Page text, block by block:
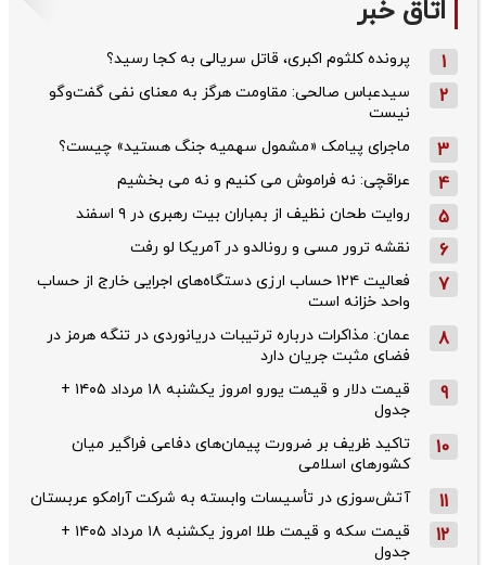
اتاق خبر
1 پرونده کلثوم اکبری، قاتل سریالی به کجا رسید؟
2
سیدعباس صالحی: مقاومت هرگز به معنای نفی گفت‌وگو
نیست
3 ماجرای پیامک «مشمول سهمیه جنگ هستید» چیست؟
4 عراقچی: نه فراموش می کنیم و نه می بخشیم
5 روایت طحان‌ نظیف از بمباران بیت رهبری در ۹ اسفند
6 نقشه ترور مسی و رونالدو در آمریکا لو رفت
7
فعالیت ۱۲۴ حساب ارزی دستگاه‌های اجرایی خارج از حساب
واحد خزانه است
8
عمان: مذاکرات درباره ترتیبات دریانوردی در تنگه هرمز در
فضای مثبت جریان دارد
9
قیمت دلار و قیمت یورو امروز یکشنبه ۱۸ مرداد ۱۴۰۵ +
جدول
10
تاکید ظریف بر ضرورت پیمان‌های دفاعی فراگیر میان
کشورهای اسلامی
11 آتش‌سوزی در تأسیسات وابسته به شرکت آرامکو عربستان
12
قیمت سکه و قیمت طلا امروز یکشنبه ۱۸ مرداد ۱۴۰۵ +
جدول